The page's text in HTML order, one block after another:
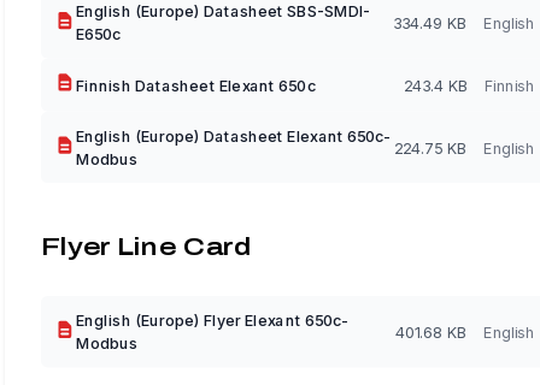
English (Europe) Datasheet SBS-SMDI-
E650c
334.49 KB English
Finnish Datasheet Elexant 650c 243.4 KB Finnish
English (Europe) Datasheet Elexant 650c-
Modbus
224.75 KB English
Flyer Line Card
English (Europe) Flyer Elexant 650c-
Modbus
401.68 KB English